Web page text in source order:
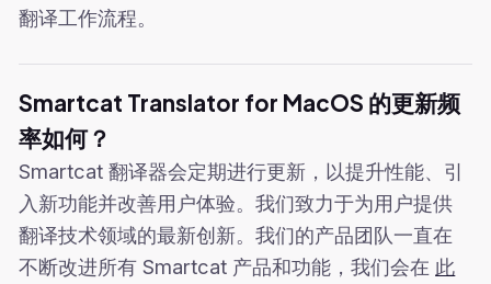
翻译工作流程。
Smartcat Translator for MacOS 的更新频
率如何？
Smartcat 翻译器会定期进行更新，以提升性能、引
入新功能并改善用户体验。我们致力于为用户提供
翻译技术领域的最新创新。我们的产品团队一直在
不断改进所有 Smartcat 产品和功能，我们会在 此